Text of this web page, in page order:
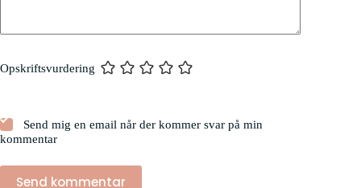
Opskriftsvurdering
Send mig en email når der kommer svar på min
kommentar
Send kommentar